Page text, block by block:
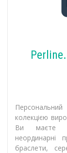
колекцією
Ви маєте
неординарні
браслети,